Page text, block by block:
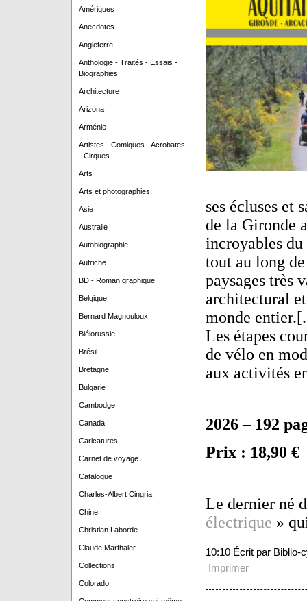
Amériques
Anecdotes
Angleterre
Anthologie - Traités - Essais -
Biographies
Architecture
Arizona
Arménie
Artistes - Comiques - Acrobates
- Cirques
Arts
Arts et photographies
Asie
Australie
Autobiographie
Autriche
BD - Roman graphique
Belgique
Bernard Magnouloux
Biélorussie
Brésil
Bretagne
Bulgarie
Cambodge
Canada
Caricatures
Carnet de voyage
Catalogue
Charles-Albert Cingria
Chine
Christian Laborde
Claude Marthaler
Collections
Colorado
ses écluses et
de la Gironde
incroyables
tout au long
paysages très
architectural
monde
Les étapes
de vélo en
aux activités
2026– 192
Prix : 18,90 €
Le dernier né
électrique »
10:10 Écrit par Biblio-
Imprimer